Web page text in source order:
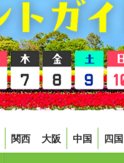
関西 大阪 中国 四国